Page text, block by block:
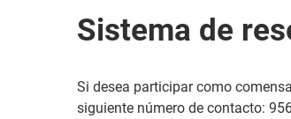
Sistema de
Si desea participar como
siguiente número de contacto: